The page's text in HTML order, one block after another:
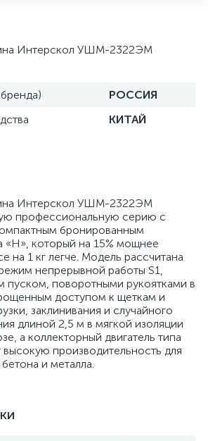
Интерскол УШМ-2322ЭМ
РОССИЯ
КИТАЙ
Интерскол УШМ-2322ЭМ
профессиональную серию с
бронированным
«H», который на 15% мощнее
на 1 кг легче. Модель рассчитана
непрерывной работы S1,
пуском, поворотными рукоятками в
доступом к щеткам и
заклинивания и случайного
длиной 2,5 м в мягкой изоляции
а коллекторный двигатель типа
производительность для
и металла.